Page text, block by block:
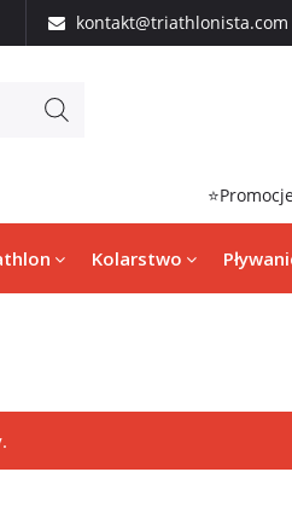
kontakt@triathlonista.com
Kolarstwo